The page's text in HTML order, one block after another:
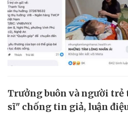
Trưởng buôn và người
sĩ" chống tin giả, luận